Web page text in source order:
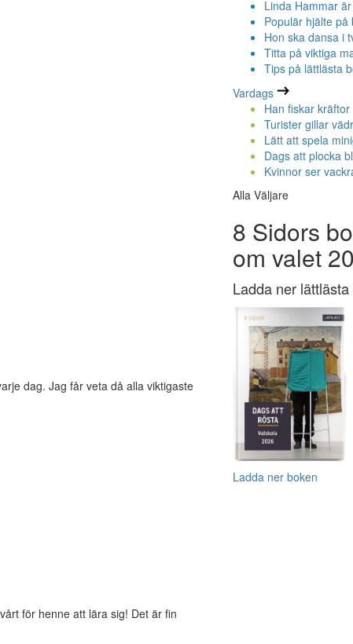
dag. Jag får veta då alla viktigaste
för henne att lära sig! Det är fin
Linda Hammar
Populär hjälte på
Hon ska dansa i
Titta på viktiga
Tips på lättlästa
Vardags
Han fiskar kräftor
Turister gillar
Lätt att spela
Dags att plocka
Kvinnor ser
Alla Väljare
8 Sidors
om valet
Ladda ner
Ladda ner boken